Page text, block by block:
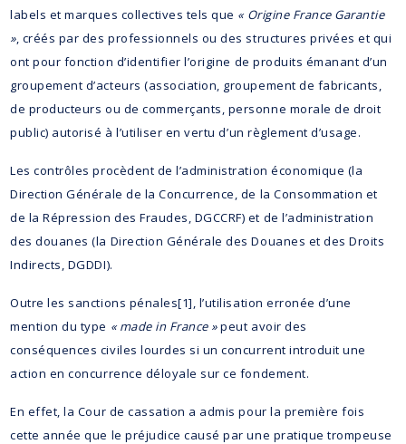
labels et marques collectives tels que « Origine France Garantie
», créés par des professionnels ou des structures privées et qui
ont pour fonction d’identifier l’origine de produits émanant d’un
groupement d’acteurs (association, groupement de fabricants,
de producteurs ou de commerçants, personne morale de droit
public) autorisé à l’utiliser en vertu d’un règlement d’usage.
Les contrôles procèdent de l’administration économique (la
Direction Générale de la Concurrence, de la Consommation et
de la Répression des Fraudes, DGCCRF) et de l’administration
des douanes (la Direction Générale des Douanes et des Droits
Indirects, DGDDI).
Outre les sanctions pénales[1], l’utilisation erronée d’une
mention du type « made in France »peut avoir des
conséquences civiles lourdes si un concurrent introduit une
action en concurrence déloyale sur ce fondement.
En effet, la Cour de cassation a admis pour la première fois
cette année que le préjudice causé par une pratique trompeuse